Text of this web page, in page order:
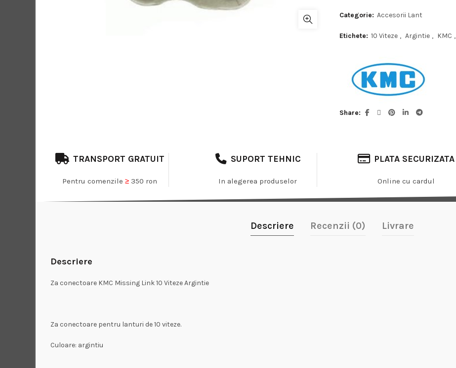
Categorie: Accesorii Lant
Etichete: 10 Viteze , Argintie , KMC ,
Share
TRANSPORT GRATUIT
Pentru comenzile ≥350 ron
SUPORT TEHNIC
In alegerea produselor
PLATA SECURIZATA
Online cu cardul
Descriere Recenzii (0) Livrare
Descriere
Za conectoare KMC Missing Link 10 Viteze Argintie
Za conectoare pentru lanturi de 10 viteze.
Culoare: argintiu